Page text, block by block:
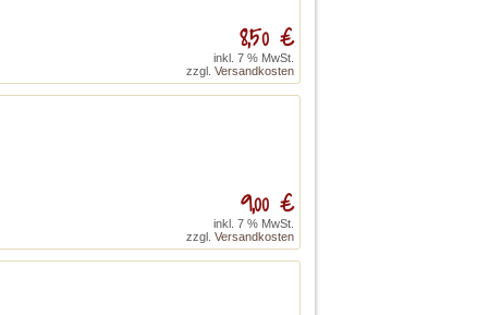
8,50 €
inkl. 7 % MwSt.
zzgl. Versandkosten
9,00 €
inkl. 7 % MwSt.
zzgl. Versandkosten